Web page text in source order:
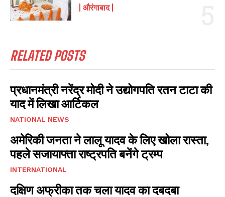
औरंगाबाद
RELATED POSTS
प्रधानमंत्री नरेंद्र मोदी ने उद्योगपति रतन टाटा की
याद में लिखा आर्टिकल
NATIONAL NEWS
अमेरिकी जनता ने लालू यादव के लिए खोला रास्ता,
पहले सजायाफ्ता राष्ट्रपति बनेंगे ट्रम्प
INTERNATIONAL
दक्षिण अफ्रीका तक चला यादव का दबदबा